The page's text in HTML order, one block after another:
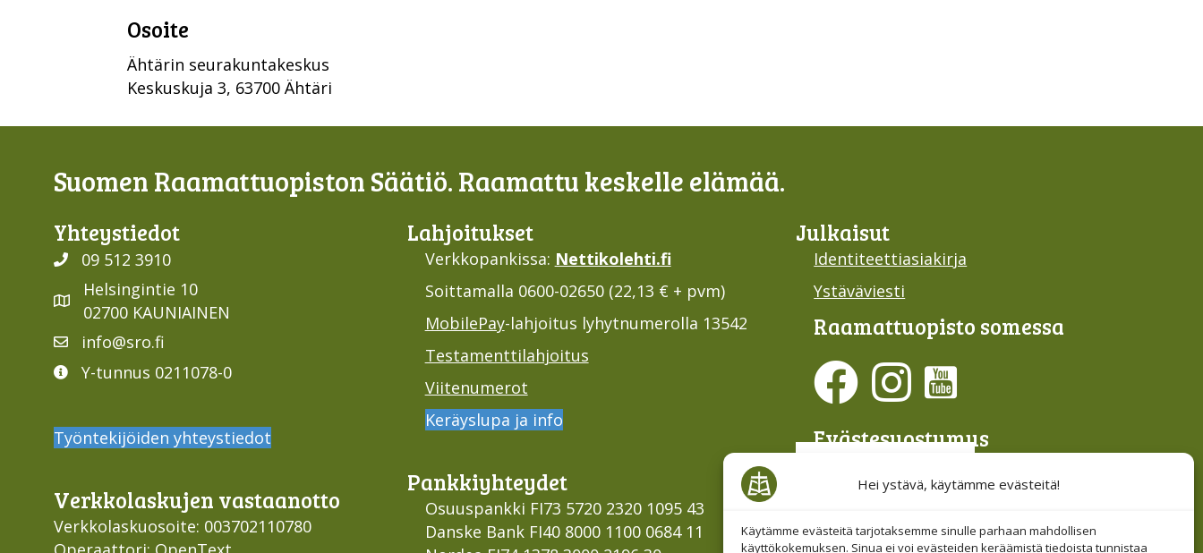
Hei ystävä, käytämme evästeitä!
Käytämme evästeitä tarjotaksemme sinulle parhaan mahdollisen
käyttökokemuksen. Sinua ei voi evästeiden keräämistä tiedoista tunnistaa
Osoite
Ähtärin seurakuntakeskus
Keskuskuja 3, 63700 Ähtäri
Suomen Raamattuopiston Säätiö. Raamattu keskelle elämää.
Yhteys­tiedot
09 512 3910
Helsingintie 10
02700 KAUNIAINEN
info@sro.fi
Y-tunnus 0211078-0
Työntekijöiden yhteystiedot
Verkko­laskujen vastaan­otto
Verkkolaskuosoite: 003702110780
Lahjoi­tukset
Verkkopankissa: Nettikolehti.fi
Soittamalla 0600-02650 (22,13 € + pvm)
MobilePay-lahjoitus lyhytnumerolla 13542
Testamenttilahjoitus
Viitenumerot
Keräyslupa ja info
Pankki­yhteydet
Osuuspankki FI73 5720 2320 1095 43
Danske Bank FI40 8000 1100 0684 11
Julkaisut
Identiteettiasiakirja
Ystäväviesti
Raamattu­opisto somessa
Evästesuostumus
Etsi sivuiltamme